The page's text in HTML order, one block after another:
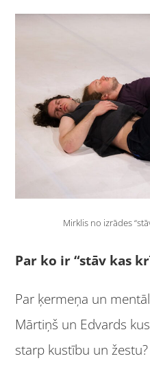
Mirklis no izrādes
Par ko ir “stāv kas
Par ķermeņa un
Mārtiņš un Edvards
starp kustību un